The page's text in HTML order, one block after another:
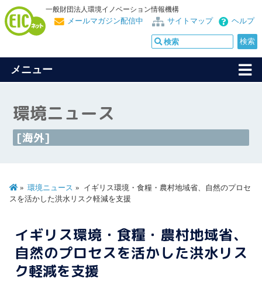
一般財団法人環境イノベーション情報機構
ヘルプ
サイトマップ
メールマガジン配信中
メニュー
環境ニュース
[海外]
環境ニュース
イギリス環境・食糧・農村地域省、自然のプロセ
スを活かした洪水リスク軽減を支援
イギリス環境・食糧・農村地域省、
自然のプロセスを活かした洪水リス
ク軽減を支援